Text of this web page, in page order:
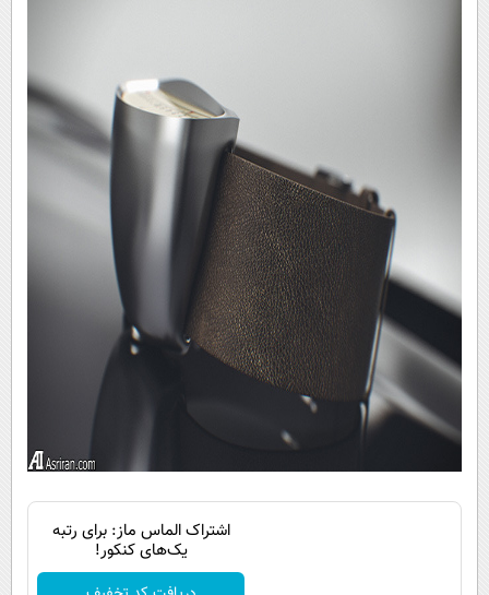
اشتراک الماس ماز: برای رتبه
یک‌های کنکور!